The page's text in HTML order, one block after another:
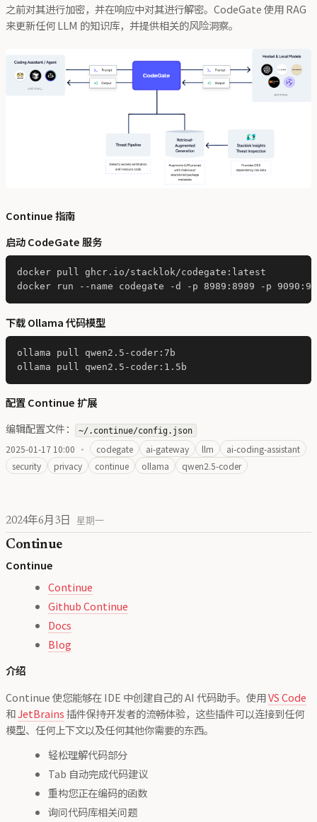
之前对其进行加密，并在响应中对其进行解密。CodeGate 使用 RAG
来更新任何 LLM 的知识库，并提供相关的风险洞察。
Continue 指南
启动 CodeGate 服务
docker pull ghcr.io/stacklok/codegate:latest
下载 Ollama 代码模型
ollama pull qwen2.5-coder:7b
配置 Continue 扩展
编辑配置文件：
~/.continue/config.json
2025-01-17 10:00 · codegate ai-gateway llm
ai-coding-assistant
security
privacy continue ollama qwen2.5-coder
2024年6月3日 星期一
Continue
Continue
Continue
Github Continue
Docs
Blog
介绍
Continue 使您能够在 IDE 中创建自己的 AI 代码助手。使用VS Code
和JetBrains插件保持开发者的流畅体验，这些插件可以连接到任何
模型、任何上下文以及任何其他你需要的东西。
轻松理解代码部分
Tab 自动完成代码建议
重构您正在编码的函数
询问代码库相关问题